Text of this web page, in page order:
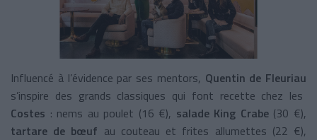
Influencé à l’évidence par ses mentors, Quentin de Fleuriau
s’inspire des grands classiques qui font recette chez les
Costes : nems au poulet (16 €), salade King Crabe(30 €),
tartare de bœuf au couteau et frites allumettes (22 €),